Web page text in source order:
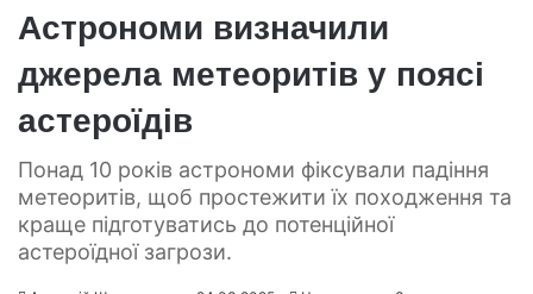
Астрономи визначили
джерела метеоритів у поясі
астероїдів
Понад 10 років астрономи фіксували падіння
метеоритів, щоб простежити їх походження та
краще підготуватись до потенційної
астероїдної загрози.